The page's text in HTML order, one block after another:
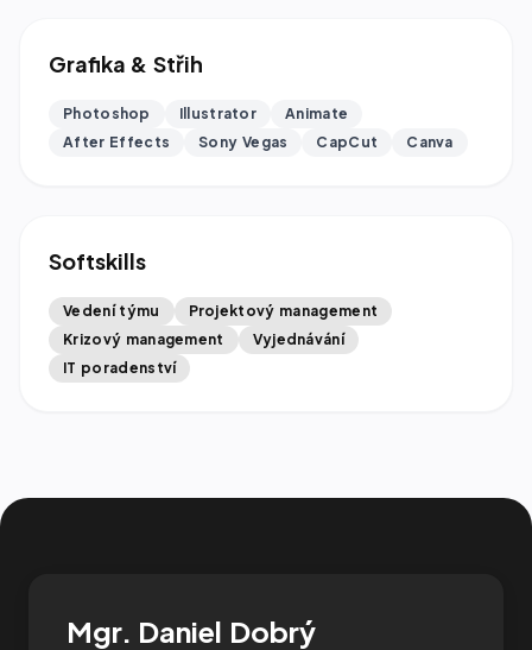
Grafika & Střih
Photoshop Illustrator
Animate
After Effects
Sony Vegas CapCut Canva
Softskills
Vedení týmu
Projektový management
Krizový management
Vyjednávání
IT poradenství
Mgr. Daniel Dobrý